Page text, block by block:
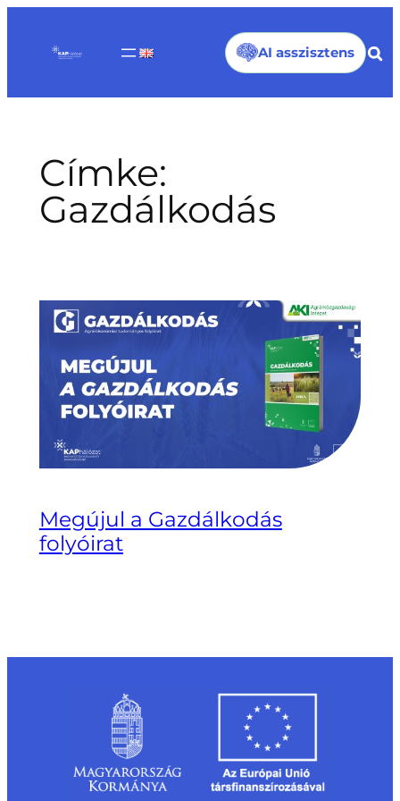
tartalomhoz
AI asszisztens
Címke:
Gazdálkodás
Megújul a Gazdálkodás
folyóirat